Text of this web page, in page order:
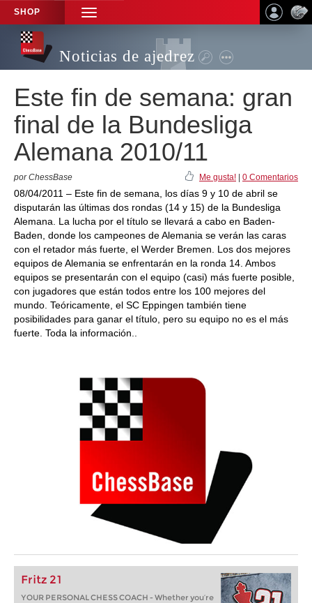
SHOP
TOGGLE
NAVIGATION
Noticias de ajedrez
Este fin de semana: gran
final de la Bundesliga
Alemana 2010/11
por ChessBase Me gusta! 0 Comentarios
08/04/2011 – Este fin de semana, los días 9 y 10 de abril se
disputarán las últimas dos rondas (14 y 15) de la Bundesliga
Alemana. La lucha por el título se llevará a cabo en Baden-
Baden, donde los campeones de Alemania se verán las caras
con el retador más fuerte, el Werder Bremen. Los dos mejores
equipos de Alemania se enfrentarán en la ronda 14. Ambos
equipos se presentarán con el equipo (casi) más fuerte posible,
con jugadores que están todos entre los 100 mejores del
mundo. Teóricamente, el SC Eppingen también tiene
posibilidades para ganar el título, pero su equipo no es el más
fuerte. Toda la información..
Fritz 21
YOUR PERSONAL CHESS COACH - Whether you’re